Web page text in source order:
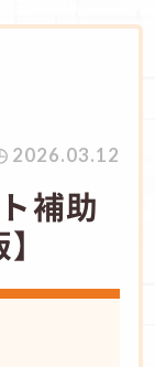
2026.03.12
補助